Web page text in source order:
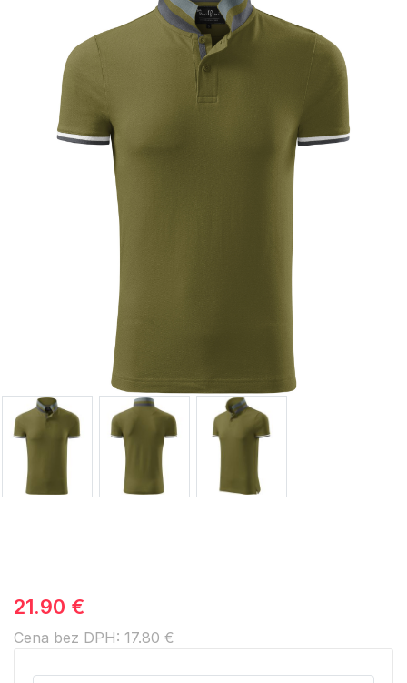
21.90 €
Cena bez DPH: 17.80 €